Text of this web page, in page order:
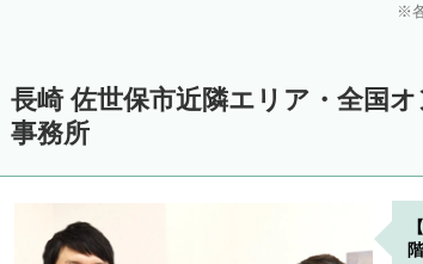
長崎 佐世保市近隣エリア・全国
事務所